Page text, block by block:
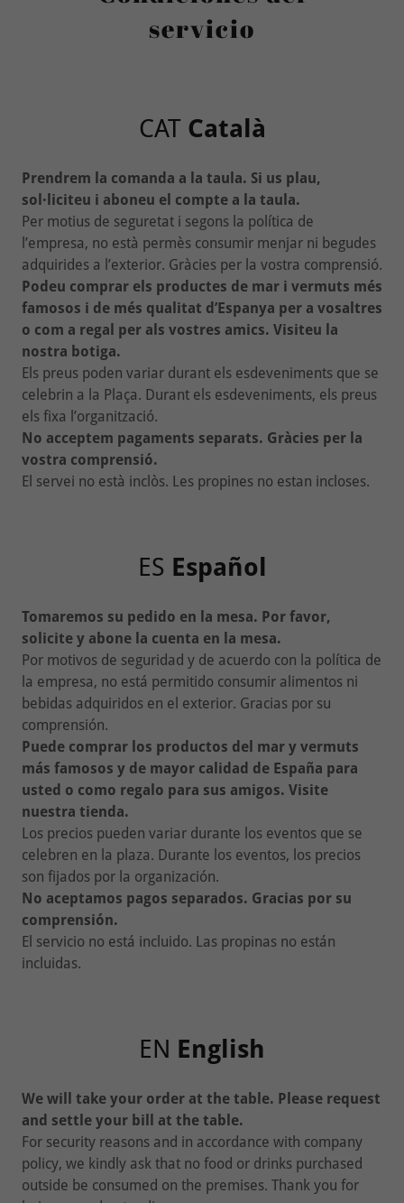
servicio
CAT Català
Prendrem la comanda a la taula. Si us plau,
sol·liciteu i aboneu el compte a la taula.
Per motius de seguretat i segons la política de
l’empresa, no està permès consumir menjar ni begudes
adquirides a l’exterior. Gràcies per la vostra comprensió.
Podeu comprar els productes de mar i vermuts més
famosos i de més qualitat d’Espanya per a vosaltres
o com a regal per als vostres amics. Visiteu la
nostra botiga.
Els preus poden variar durant els esdeveniments que se
celebrin a la Plaça. Durant els esdeveniments, els preus
els fixa l’organització.
No acceptem pagaments separats. Gràcies per la
vostra comprensió.
El servei no està inclòs. Les propines no estan incloses.
ES Español
Tomaremos su pedido en la mesa. Por favor,
solicite y abone la cuenta en la mesa.
Por motivos de seguridad y de acuerdo con la política de
la empresa, no está permitido consumir alimentos ni
bebidas adquiridos en el exterior. Gracias por su
comprensión.
Puede comprar los productos del mar y vermuts
más famosos y de mayor calidad de España para
usted o como regalo para sus amigos. Visite
nuestra tienda.
Los precios pueden variar durante los eventos que se
celebren en la plaza. Durante los eventos, los precios
son fijados por la organización.
No aceptamos pagos separados. Gracias por su
comprensión.
El servicio no está incluido. Las propinas no están
incluidas.
EN English
We will take your order at the table. Please request
and settle your bill at the table.
For security reasons and in accordance with company
policy, we kindly ask that no food or drinks purchased
outside be consumed on the premises. Thank you for